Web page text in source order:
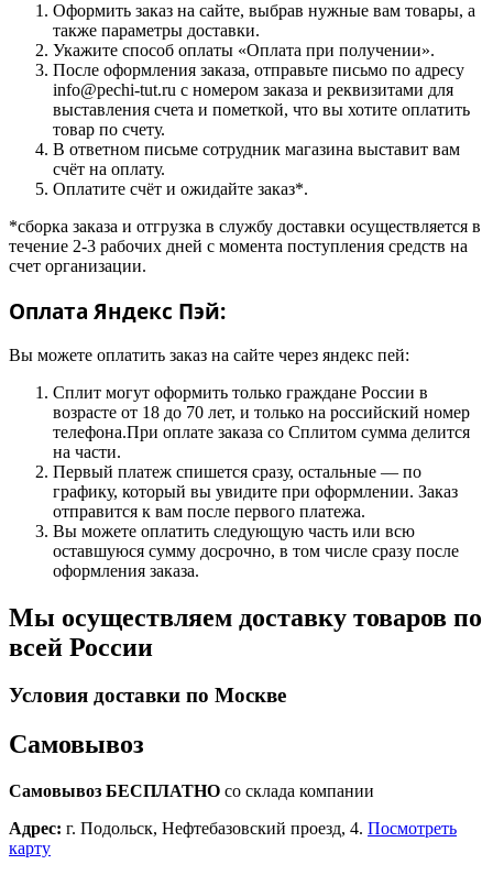
Оформить заказ на сайте, выбрав нужные вам товары, а
также параметры доставки.
Укажите способ оплаты «Оплата при получении».
После оформления заказа, отправьте письмо по адресу
info@pechi-tut.ru с номером заказа и реквизитами для
выставления счета и пометкой, что вы хотите оплатить
товар по счету.
В ответном письме сотрудник магазина выставит вам
счёт на оплату.
Оплатите счёт и ожидайте заказ*.
*сборка заказа и отгрузка в службу доставки осуществляется в
течение 2-3 рабочих дней с момента поступления средств на
счет организации.
Оплата Яндекс Пэй:
Вы можете оплатить заказ на сайте через яндекс пей:
Сплит могут оформить только граждане России в
возрасте от 18 до 70 лет, и только на российский номер
телефона.При оплате заказа со Сплитом сумма делится
на части.
Первый платеж спишется сразу, остальные — по
графику, который вы увидите при оформлении. Заказ
отправится к вам после первого платежа.
Вы можете оплатить следующую часть или всю
оставшуюся сумму досрочно, в том числе сразу после
оформления заказа.
Мы осуществляем доставку товаров по
всей России
Условия доставки по Москве
Самовывоз
Самовывоз БЕСПЛАТНО со склада компании
Адрес: г. Подольск, Нефтебазовский проезд, 4. Посмотреть
карту